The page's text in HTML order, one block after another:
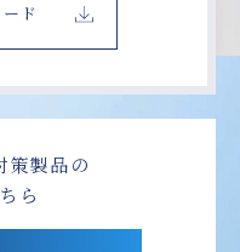
ド
策製品の
ら